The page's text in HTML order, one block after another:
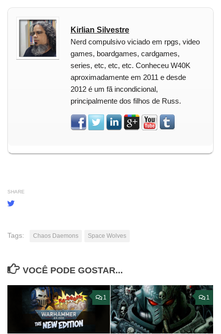
Kirlian Silvestre
Nerd compulsivo viciado em rpgs, video
games, boardgames, cardgames,
series, etc, etc, etc. Conheceu W40K
aproximadamente em 2011 e desde
2012 é um fã incondicional,
principalmente dos filhos de Russ.
SHARE
Tags: Chaos Daemons Space Wolves
VOCÊ PODE GOSTAR...
1 1